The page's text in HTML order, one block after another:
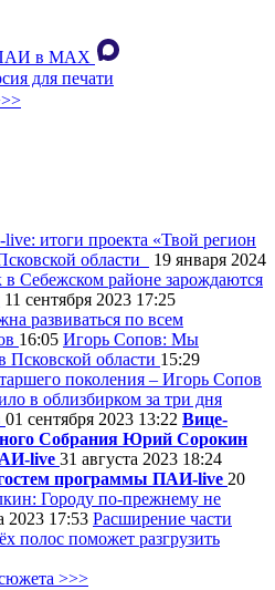
ПАИ в MAХ
для печати
итоги проекта «Твой регион
области
19 января 2024
Себежском районе зарождаются
11 сентября 2023 17:25
развиваться по всем
16:05 Игорь Сопов: Мы
области 15:29
поколения – Игорь Сопов
в облизбирком за три дня
01 сентября 2023 13:22 Вице-
Собрания Юрий Сорокин
live 31 августа 2023 18:24
программы ПАИ-live 20
Городу по-прежнему не
2023 17:53 Расширение части
полос поможет разгрузить
>>>